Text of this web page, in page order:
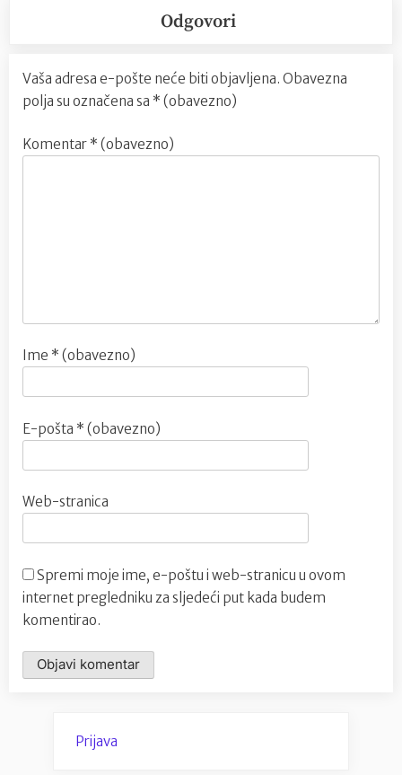
Odgovori
Vaša adresa e-pošte neće biti objavljena. Obavezna
polja su označena sa * (obavezno)
Komentar * (obavezno)
Ime * (obavezno)
E-pošta * (obavezno)
Web-stranica
Spremi moje ime, e-poštu i web-stranicu u ovom
internet pregledniku za sljedeći put kada budem
komentirao.
Prijava